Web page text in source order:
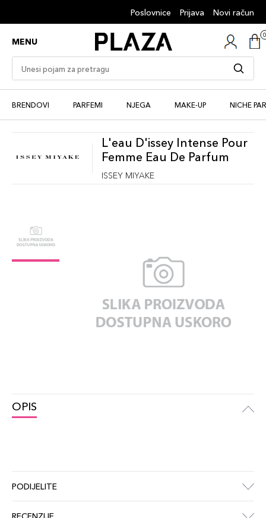
Poslovnice Prijava Novi račun
MENU
BRENDOVI PARFEMI NJEGA MAKE-UP NICHE
L'eau D'issey Intense Pour
Femme Eau De Parfum
ISSEY MIYAKE
OPIS
PODIJELITE